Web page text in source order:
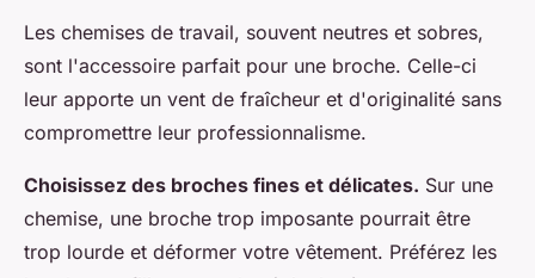
Les chemises de travail, souvent neutres et sobres,
sont l'accessoire parfait pour une broche. Celle-ci
leur apporte un vent de fraîcheur et d'originalité sans
compromettre leur professionnalisme.
Choisissez des broches fines et délicates. Sur une
chemise, une broche trop imposante pourrait être
trop lourde et déformer votre vêtement. Préférez les